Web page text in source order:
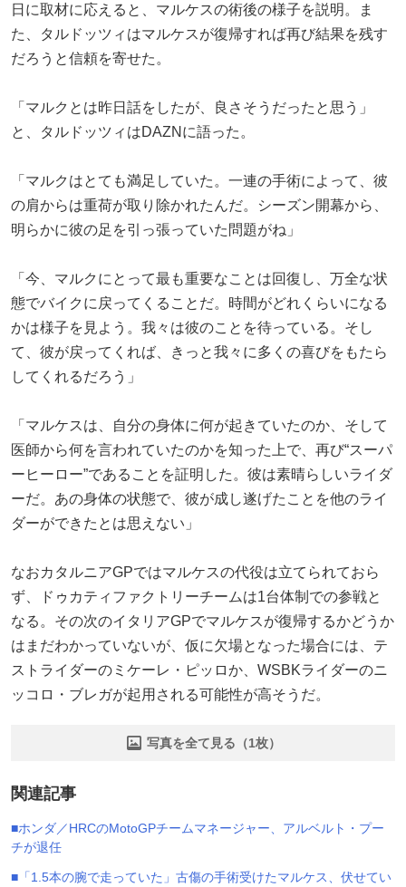
日に取材に応えると、マルケスの術後の様子を説明。ま
た、タルドッツィはマルケスが復帰すれば再び結果を残す
だろうと信頼を寄せた。
「マルクとは昨日話をしたが、良さそうだったと思う」
と、タルドッツィはDAZNに語った。
「マルクはとても満足していた。一連の手術によって、彼
の肩からは重荷が取り除かれたんだ。シーズン開幕から、
明らかに彼の足を引っ張っていた問題がね」
「今、マルクにとって最も重要なことは回復し、万全な状
態でバイクに戻ってくることだ。時間がどれくらいになる
かは様子を見よう。我々は彼のことを待っている。そし
て、彼が戻ってくれば、きっと我々に多くの喜びをもたら
してくれるだろう」
「マルケスは、自分の身体に何が起きていたのか、そして
医師から何を言われていたのかを知った上で、再び“スーパ
ーヒーロー”であることを証明した。彼は素晴らしいライダ
ーだ。あの身体の状態で、彼が成し遂げたことを他のライ
ダーができたとは思えない」
なおカタルニアGPではマルケスの代役は立てられておら
ず、ドゥカティファクトリーチームは1台体制での参戦と
なる。その次のイタリアGPでマルケスが復帰するかどうか
はまだわかっていないが、仮に欠場となった場合には、テ
ストライダーのミケーレ・ピッロか、WSBKライダーのニ
ッコロ・ブレガが起用される可能性が高そうだ。
写真を全て見る（1枚）
関連記事
■ホンダ／HRCのMotoGPチームマネージャー、アルベルト・プー
チが退任
■「1.5本の腕で走っていた」古傷の手術受けたマルケス、伏せてい